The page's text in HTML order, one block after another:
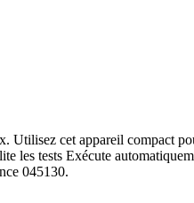
cet appareil compact
tests Exécute
045130.